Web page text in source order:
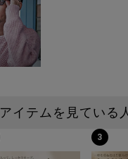
イテムを見ている
3